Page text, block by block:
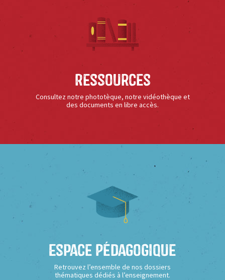
Ressources
Consultez notre phototèque, notre vidéothèque et
des documents en libre accès.
Espace Pédagogique
Retrouvez l’ensemble de nos dossiers
thématiques dédiés à l’enseignement.